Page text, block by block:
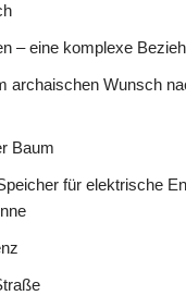
– eine komplexe
archaischen Wunsch
Baum
für elektrische